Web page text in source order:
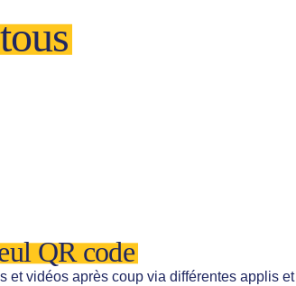
QR code
et vidéos après coup via différentes applis et